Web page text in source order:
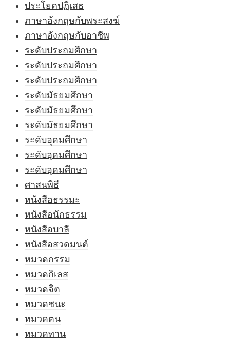
ประโยคปฏิเสธ
ภาษาอังกฤษกับพระสงฆ์
ภาษาอังกฤษกับอาชีพ
ระดับประถมศึกษา
ระดับประถมศึกษา
ระดับประถมศึกษา
ระดับมัธยมศึกษา
ระดับมัธยมศึกษา
ระดับมัธยมศึกษา
ระดับอุดมศึกษา
ระดับอุดมศึกษา
ระดับอุดมศึกษา
ศาสนพิธี
หนังสือธรรมะ
หนังสือนักธรรม
หนังสือบาลี
หนังสือสวดมนต์
หมวดกรรม
หมวดกิเลส
หมวดจิต
หมวดชนะ
หมวดตน
หมวดทาน